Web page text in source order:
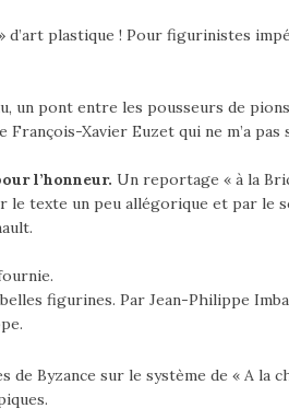
d’art plastique ! Pour figurinistes
un pont entre les pousseurs de
François-Xavier Euzet qui ne m’a
l’honneur. Un reportage « à la
le texte un peu allégorique et par le
figurines. Par Jean-Philippe
Byzance sur le système de « A la